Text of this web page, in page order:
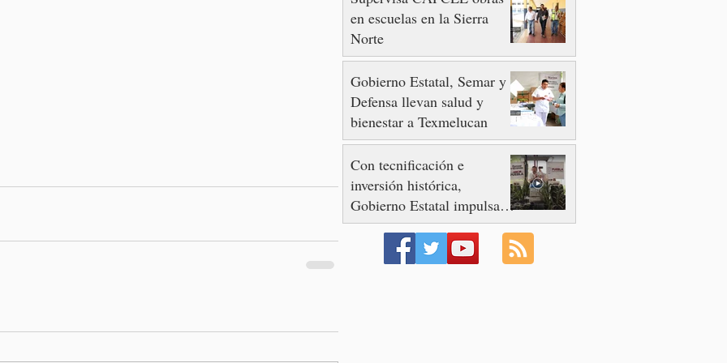
en escuelas en la Sierra
Norte
Gobierno Estatal, Semar y
Defensa llevan salud y
bienestar a Texmelucan
Con tecnificación e
inversión histórica,
Gobierno Estatal impulsa la
revolución del campo